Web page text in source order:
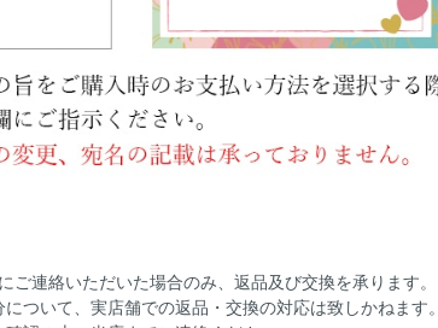
ご連絡いただいた場合のみ、返品及び交換を承ります。
ついて、実店舗での返品・交換の対応は致しかねます。